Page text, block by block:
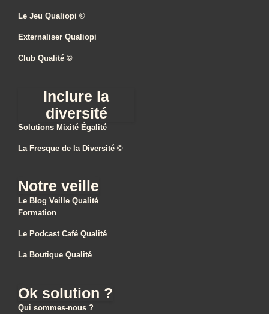
Le Jeu Qualiopi ©
Externaliser Qualiopi
Club Qualité ©
Inclure la
diversité
Solutions Mixité Égalité
La Fresque de la Diversité ©
Notre veille
Le Blog Veille Qualité
Formation
Le Podcast Café Qualité
La Boutique Qualité
Ok solution ?
Qui sommes-nous ?